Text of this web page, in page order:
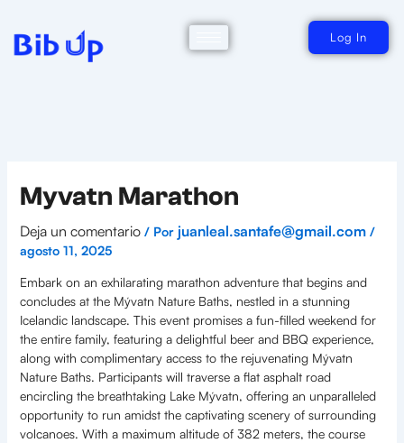
contenido
Log In
Myvatn Marathon
Deja un comentario / Por juanleal.santafe@gmail.com /
agosto 11, 2025
Embark on an exhilarating marathon adventure that begins and
concludes at the Mývatn Nature Baths, nestled in a stunning
Icelandic landscape. This event promises a fun-filled weekend for
the entire family, featuring a delightful beer and BBQ experience,
along with complimentary access to the rejuvenating Mývatn
Nature Baths. Participants will traverse a flat asphalt road
encircling the breathtaking Lake Mývatn, offering an unparalleled
opportunity to run amidst the captivating scenery of surrounding
volcanoes. With a maximum altitude of 382 meters, the course